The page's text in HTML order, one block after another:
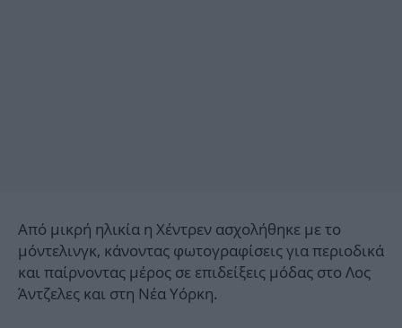
Από μικρή ηλικία η Χέντρεν ασχολήθηκε με το
μόντελινγκ, κάνοντας φωτογραφίσεις για περιοδικά
και παίρνοντας μέρος σε επιδείξεις μόδας στο Λος
Άντζελες και στη Νέα Υόρκη.